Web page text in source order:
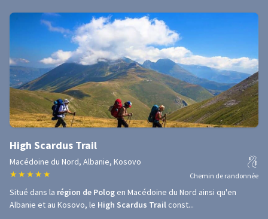
High Scardus Trail
Macédoine du Nord, Albanie, Kosovo
★ ★ ★ ★ ★ Chemin de randonnée
Situé dans la région de Polog en Macédoine du Nord ainsi qu'en
Albanie et au Kosovo, le High Scardus Trail const...